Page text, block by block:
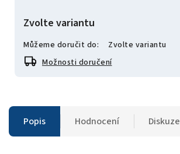
Zvolte variantu
Můžeme doručit do:
Zvolte variantu
Možnosti doručení
Popis Hodnocení Diskuze